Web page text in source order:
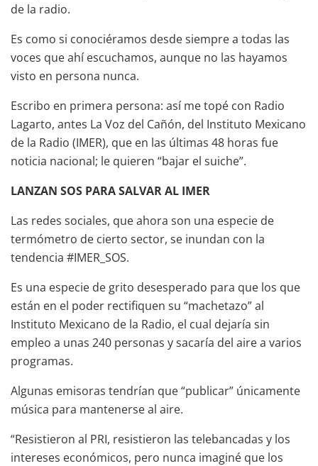
de la radio.
Es como si conociéramos desde siempre a todas las
voces que ahí escuchamos, aunque no las hayamos
visto en persona nunca.
Escribo en primera persona: así me topé con Radio
Lagarto, antes La Voz del Cañón, del Instituto Mexicano
de la Radio (IMER), que en las últimas 48 horas fue
noticia nacional; le quieren “bajar el suiche”.
LANZAN SOS PARA SALVAR AL IMER
Las redes sociales, que ahora son una especie de
termómetro de cierto sector, se inundan con la
tendencia #IMER_SOS.
Es una especie de grito desesperado para que los que
están en el poder rectifiquen su “machetazo” al
Instituto Mexicano de la Radio, el cual dejaría sin
empleo a unas 240 personas y sacaría del aire a varios
programas.
Algunas emisoras tendrían que “publicar” únicamente
música para mantenerse al aire.
“Resistieron al PRI, resistieron las telebancadas y los
intereses económicos, pero nunca imaginé que los